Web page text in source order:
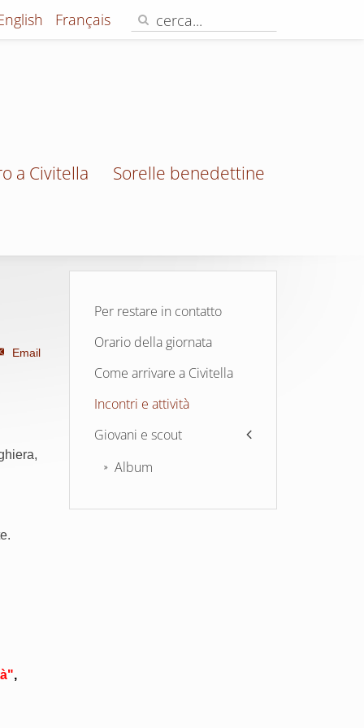
Français
a Civitella Sorelle benedettine
Email
,
Per restare in contatto
Orario della giornata
Come arrivare a Civitella
Incontri e attività
Giovani e scout
Album